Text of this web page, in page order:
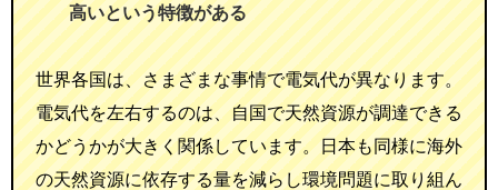
高いという特徴がある
世界各国は、さまざまな事情で電気代が異なります。
電気代を左右するのは、自国で天然資源が調達できる
かどうかが大きく関係しています。日本も同様に海外
の天然資源に依存する量を減らし環境問題に取り組ん